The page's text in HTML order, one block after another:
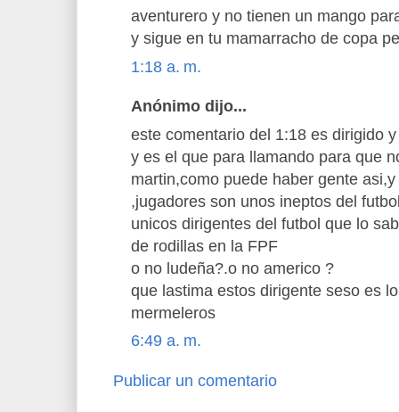
aventurero y no tienen un mango
y sigue en tu mamarracho de copa
1:18 a. m.
Anónimo dijo...
este comentario del 1:18 es dirigido
y es el que para llamando para que
martin,como puede haber gente
,jugadores son unos ineptos del
unicos dirigentes del futbol que lo
de rodillas en la FPF
o no ludeña?.o no americo ?
que lastima estos dirigente seso es
mermeleros
6:49 a. m.
Publicar un comentario